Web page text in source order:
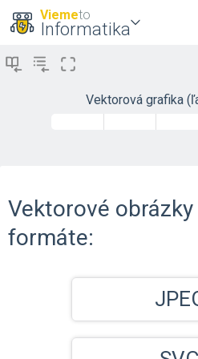
Viemeto
Informatika
Vektorová grafika
Vektorové
formáte: